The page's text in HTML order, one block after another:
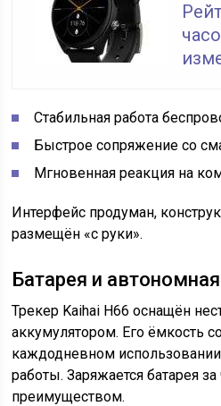
Стабильная работа
Быстрое сопряжение со
Мгновенная реакция на
Интерфейс продуман,
размещён «с руки».
Батарея и
Трекер Kaihai H66 оснащён
аккумулятором. Его ёмкость
каждодневном использовании
работы. Заряжается батарея за
преимуществом.